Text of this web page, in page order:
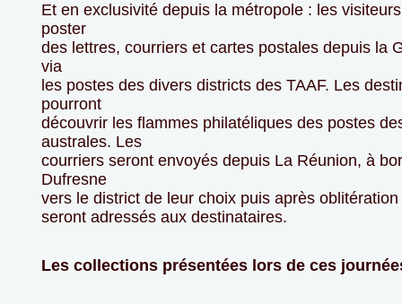
Et en exclusivité depuis la métropole : les
poster
des lettres, courriers et cartes postales depuis la
via
les postes des divers districts des TAAF. Les
pourront
découvrir les flammes philatéliques des postes
australes. Les
courriers seront envoyés depuis La Réunion, à
Dufresne
vers le district de leur choix puis après
seront adressés aux destinataires.
Les collections présentées lors de ces